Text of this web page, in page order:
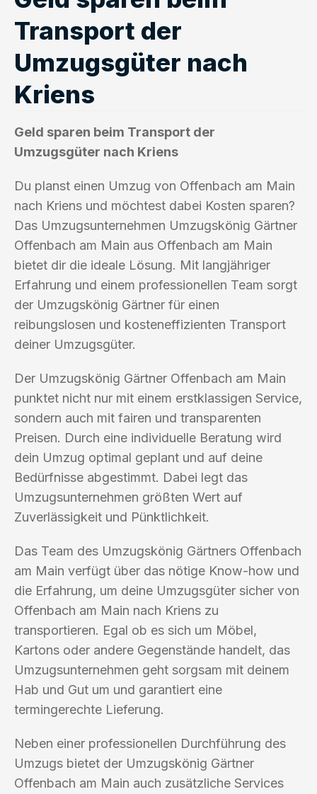
Transport der
Umzugsgüter nach
Kriens
Geld sparen beim Transport der
Umzugsgüter nach Kriens
Du planst einen Umzug von Offenbach am Main
nach Kriens und möchtest dabei Kosten sparen?
Das Umzugsunternehmen Umzugskönig Gärtner
Offenbach am Main aus Offenbach am Main
bietet dir die ideale Lösung. Mit langjähriger
Erfahrung und einem professionellen Team sorgt
der Umzugskönig Gärtner für einen
reibungslosen und kosteneffizienten Transport
deiner Umzugsgüter.
Der Umzugskönig Gärtner Offenbach am Main
punktet nicht nur mit einem erstklassigen Service,
sondern auch mit fairen und transparenten
Preisen. Durch eine individuelle Beratung wird
dein Umzug optimal geplant und auf deine
Bedürfnisse abgestimmt. Dabei legt das
Umzugsunternehmen größten Wert auf
Zuverlässigkeit und Pünktlichkeit.
Das Team des Umzugskönig Gärtners Offenbach
am Main verfügt über das nötige Know-how und
die Erfahrung, um deine Umzugsgüter sicher von
Offenbach am Main nach Kriens zu
transportieren. Egal ob es sich um Möbel,
Kartons oder andere Gegenstände handelt, das
Umzugsunternehmen geht sorgsam mit deinem
Hab und Gut um und garantiert eine
termingerechte Lieferung.
Neben einer professionellen Durchführung des
Umzugs bietet der Umzugskönig Gärtner
Offenbach am Main auch zusätzliche Services